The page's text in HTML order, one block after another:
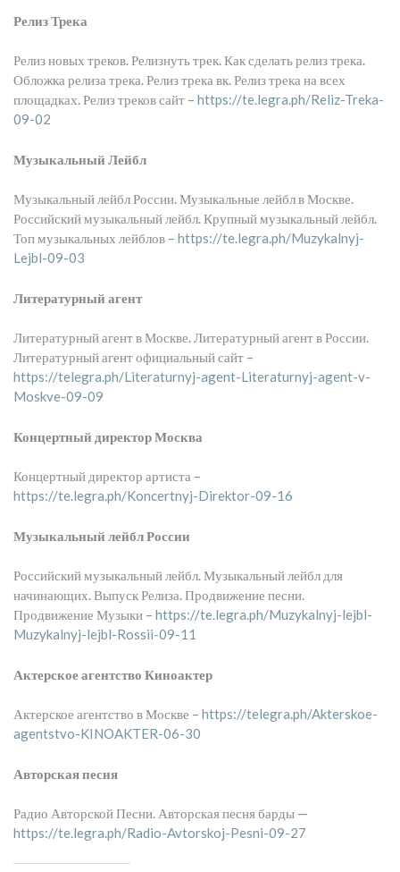
Релиз Трека
Релиз новых треков. Релизнуть трек. Как сделать релиз трека.
Обложка релиза трека. Релиз трека вк. Релиз трека на всех
площадках. Релиз треков сайт – https://te.legra.ph/Reliz-Treka-
09-02
Музыкальный Лейбл
Музыкальный лейбл России. Музыкальные лейбл в Москве.
Российский музыкальный лейбл. Крупный музыкальный лейбл.
Топ музыкальных лейблов – https://te.legra.ph/Muzykalnyj-
Lejbl-09-03
Литературный агент
Литературный агент в Москве. Литературный агент в России.
Литературный агент официальный сайт –
https://telegra.ph/Literaturnyj-agent-Literaturnyj-agent-v-
Moskve-09-09
Концертный директор Москва
Концертный директор артиста –
https://te.legra.ph/Koncertnyj-Direktor-09-16
Музыкальный лейбл России
Российский музыкальный лейбл. Музыкальный лейбл для
начинающих. Выпуск Релиза. Продвижение песни.
Продвижение Музыки – https://te.legra.ph/Muzykalnyj-lejbl-
Muzykalnyj-lejbl-Rossii-09-11
Актерское агентство Киноактер
Актерское агентство в Москве – https://telegra.ph/Akterskoe-
agentstvo-KINOAKTER-06-30
Авторская песня
Радио Авторской Песни. Авторская песня барды —
https://te.legra.ph/Radio-Avtorskoj-Pesni-09-27